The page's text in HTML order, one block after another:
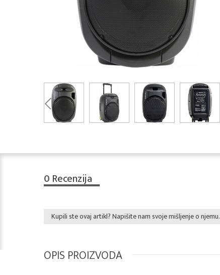
0 Recenzija
Kupili ste ovaj artikl? Napišite nam svoje mišljenje o njemu.
OPIS PROIZVODA